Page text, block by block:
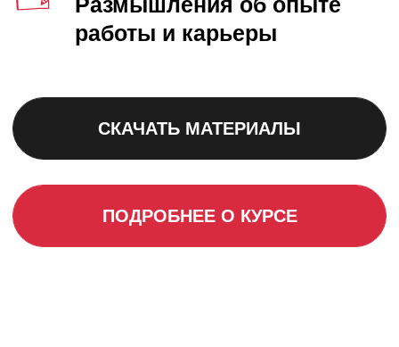
Переходи в бесплатный бот-симулятор
и в игровой форме выполняй задания!
БОТ-ТРЕНАЖЁР ДЛЯ РУКОВОДИТЕЛЯ